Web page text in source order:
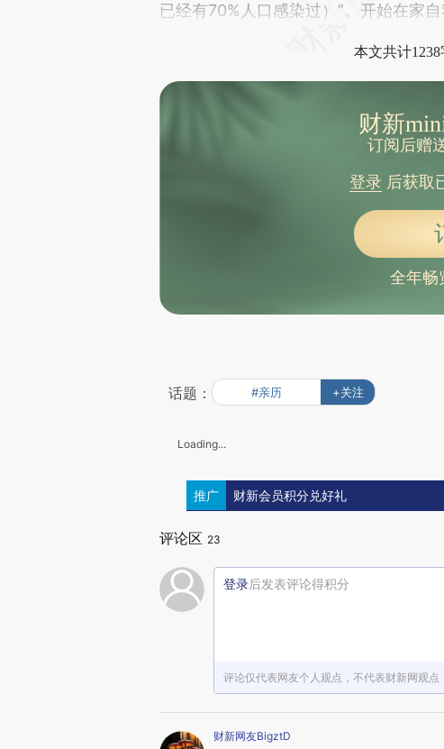
已经有70%人口感染过）”。开始在家
本文共计
财新
订阅后赠
登录后获取
全年畅
话题： #亲历 +关注
Loading...
推广 财新会员积分兑好礼
评论区 23
登录后发表评论得积分
评论仅代表网友个人观点，不代表财新网观点
财新网友BigztD